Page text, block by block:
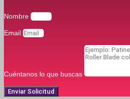
Nombre
Email
Cuéntanos lo que buscas
Enviar Solicitud